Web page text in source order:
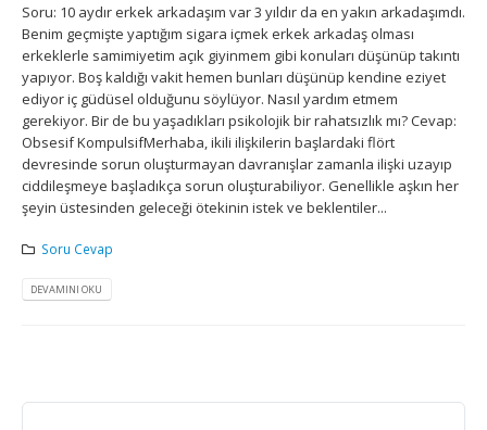
Soru: 10 aydır erkek arkadaşım var 3 yıldır da en yakın arkadaşımdı.
Benim geçmişte yaptığım sigara içmek erkek arkadaş olması
erkeklerle samimiyetim açık giyinmem gibi konuları düşünüp takıntı
yapıyor. Boş kaldığı vakit hemen bunları düşünüp kendine eziyet
ediyor iç güdüsel olduğunu söylüyor. Nasıl yardım etmem
gerekiyor. Bir de bu yaşadıkları psikolojik bir rahatsızlık mı? Cevap:
Obsesif KompulsifMerhaba, ikili ilişkilerin başlardaki flört
devresinde sorun oluşturmayan davranışlar zamanla ilişki uzayıp
ciddileşmeye başladıkça sorun oluşturabiliyor. Genellikle aşkın her
şeyin üstesinden geleceği ötekinin istek ve beklentiler...
Soru Cevap
DEVAMINI OKU